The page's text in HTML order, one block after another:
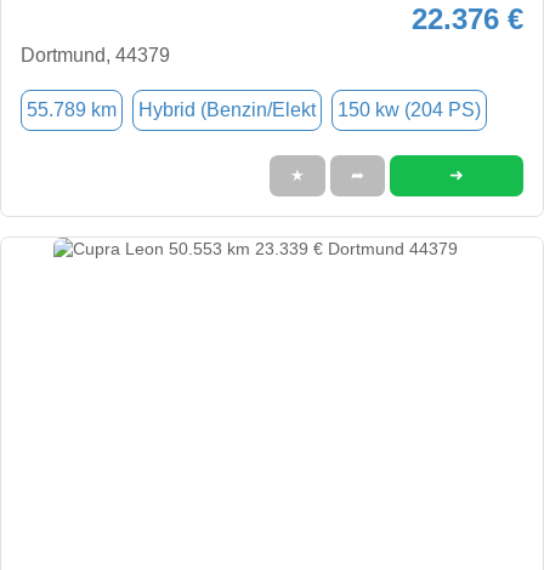
22.376 €
Dortmund, 44379
55.789 km Hybrid (Benzin/Elekt 150 kw (204 PS)
★ ➦ ➜